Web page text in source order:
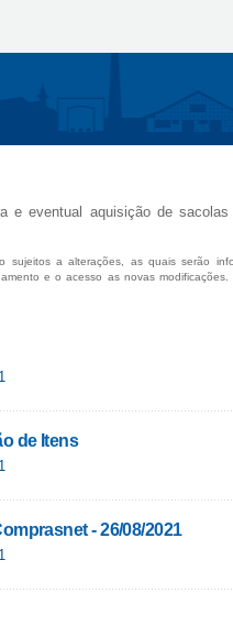
e eventual aquisição de
sujeitos a alterações, as quais serão
e o acesso as novas
de Itens
- 26/08/2021